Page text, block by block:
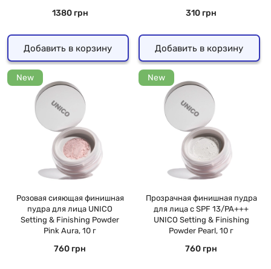
1380 грн
Добавить в корзину
310 грн
Добавить в корзину
New
Розовая сияющая финишная
пудра для лица UNICO
Setting & Finishing Powder
Pink Aura, 10 г
760 грн
New
Прозрачная финишная пудра
для лица с SPF 13/PA+++
UNICO Setting & Finishing
Powder Pearl, 10 г
760 грн